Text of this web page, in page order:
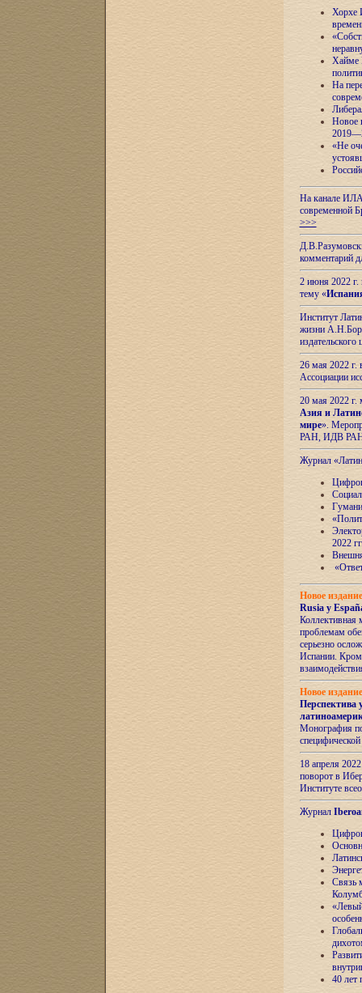
Хорхе
Хайме
На
Новое
«Не
На канале ИЛА
современной
>>>
комментарий
2 июня 2022 г.
тему «
Институт
жизни
26 мая 2022
Ассоциации
20 мая 2022
Азия и
мире».
РАН, ИДВ
Журнал
2022
Новое
Rusia y
Коллективная
проблемам
серьезно
Испании.
Новое
Перспектива
Монография
18 апреля
поворот в
Институте
Журнал
Связь
40 лет